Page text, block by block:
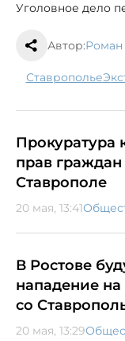
Уголовное дело
Автор:
Ставрополье
Прокуратура
прав
Ставрополе
20 мая, 13:41
В Ростове
нападение
со
20 мая, 13:29